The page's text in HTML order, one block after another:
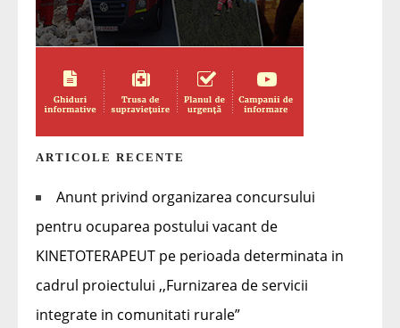
ARTICOLE RECENTE
Anunt privind organizarea concursului
pentru ocuparea postului vacant de
KINETOTERAPEUT pe perioada determinata in
cadrul proiectului ,,Furnizarea de servicii
integrate in comunitati rurale”